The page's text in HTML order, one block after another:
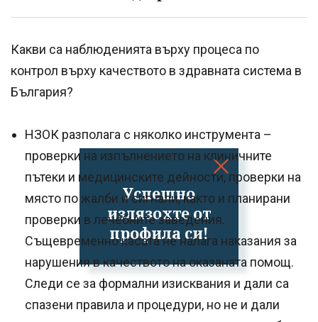
Успешно
излязохте от
профила си!
Какви са наблюденията върху процеса по
контрол върху качеството в здравната система в
България?
НЗОК разполага с няколко инструмента –
проверки на изпълнението на клиничните
пътеки и медицинските дейности, проверки на
място по жалби и сигнали, както и планирани
проверки в лечебните заведения.
Същевременно касата не налага наказания за
нарушения в качеството на оказаната помощ.
Следи се за формални изисквания и дали са
спазени правила и процедури, но не и дали